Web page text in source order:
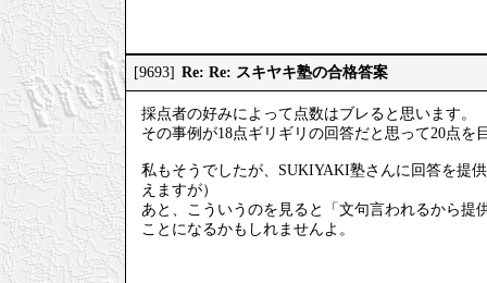
[9693] Re: Re: スキヤキ塾の合格答案
採点者の好みによって点数はブレると思います。
その事例が18点ギリギリの回答だと思って20点を
私もそうでしたが、SUKIYAKI塾さんに回答を提
えますが）
あと、こういうのを見ると「文句言われるから提
ことになるかもしれませんよ。